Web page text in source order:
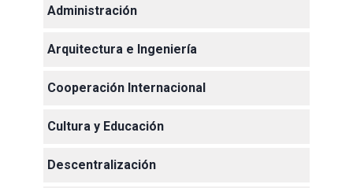
Administración
Arquitectura e Ingeniería
Cooperación Internacional
Cultura y Educación
Descentralización